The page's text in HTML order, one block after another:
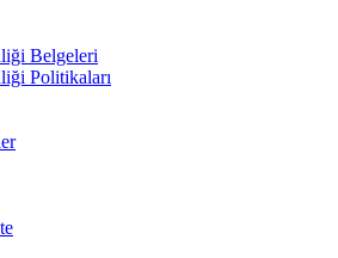
Belgeleri
Politikaları